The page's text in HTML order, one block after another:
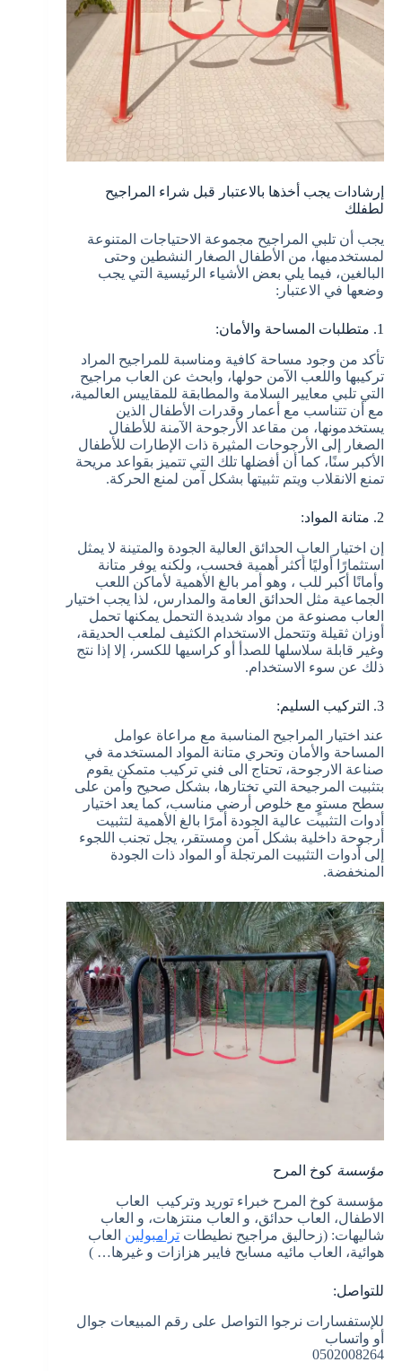
إرشادات يجب أخذها بالاعتبار قبل شراء المراجيح
لطفلك
يجب أن تلبي المراجيح مجموعة الاحتياجات المتنوعة
لمستخدميها، من الأطفال الصغار النشطين وحتى
البالغين، فيما يلي بعض الأشياء الرئيسية التي يجب
وضعها في الاعتبار:
1. متطلبات المساحة والأمان:
تأكد من وجود مساحة كافية ومناسبة للمراجيح المراد
تركيبها واللعب الآمن حولها، وابحث عن العاب مراجيح
التي تلبي معايير السلامة والمطابقة للمقاييس العالمية،
مع أن تتناسب مع أعمار وقدرات الأطفال الذين
يستخدمونها، من مقاعد الأرجوحة الآمنة للأطفال
الصغار إلى الأرجوحات المثيرة ذات الإطارات للأطفال
الأكبر سنًا، كما أن أفضلها تلك التي تتميز بقواعد مريحة
تمنع الانقلاب ويتم تثبيتها بشكل آمن لمنع الحركة.
2. متانة المواد:
إن اختيار العاب الحدائق العالية الجودة والمتينة لا يمثل
استثمارًا أوليًا أكثر أهمية فحسب، ولكنه يوفر متانة
وأمانًا أكبر للب ، وهو أمر بالغ الأهمية لأماكن اللعب
الجماعية مثل الحدائق العامة والمدارس، لذا يجب اختيار
العاب مصنوعة من مواد شديدة التحمل يمكنها تحمل
أوزان ثقيلة وتتحمل الاستخدام الكثيف لملعب الحديقة،
وغير قابلة سلاسلها للصدأ أو كراسيها للكسر، إلا إذا نتج
ذلك عن سوء الاستخدام.
3. التركيب السليم:
عند اختيار المراجيح المناسبة مع مراعاة عوامل
المساحة والأمان وتحري متانة المواد المستخدمة في
صناعة الارجوحة، تحتاج الى فني تركيب متمكن يقوم
بتثبيت المرجيحة التي تختارها، بشكل صحيح وآمن على
سطح مستوٍ مع خلوص أرضي مناسب، كما يعد اختيار
أدوات التثبيت عالية الجودة أمرًا بالغ الأهمية لتثبيت
أرجوحة داخلية بشكل آمن ومستقر، يجل تجنب اللجوء
إلى أدوات التثبيت المرتجلة أو المواد ذات الجودة
المنخفضة.
مؤسسة كوخ المرح
مؤسسة كوخ المرح خبراء توريد وتركيب العاب
الاطفال، العاب حدائق، و العاب منتزهات، و العاب
شاليهات: (زحاليق مراجيح نطيطات ترامبولين العاب
هوائية، العاب مائيه مسابح فايبر هزازات و غيرها… )
للتواصل:
للإستفسارات نرجوا التواصل على رقم المبيعات جوال
أو واتساب
0502008264